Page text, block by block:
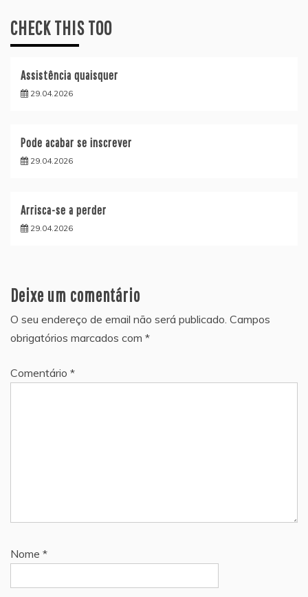
CHECK THIS TOO
Assistência quaisquer
29.04.2026
Pode acabar se inscrever
29.04.2026
Arrisca-se a perder
29.04.2026
Deixe um comentário
O seu endereço de email não será publicado. Campos
obrigatórios marcados com *
Comentário *
Nome *